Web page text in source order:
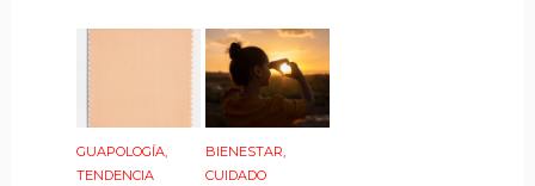
GUAPOLOGÍA,
TENDENCIA
BIENESTAR,
CUIDADO